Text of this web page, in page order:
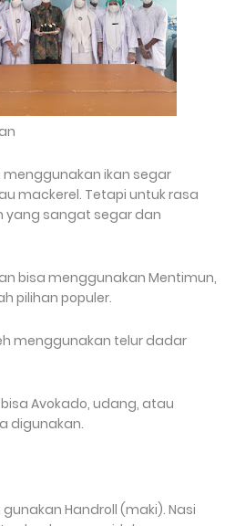
ikan segar
mackerel. Tetapi untuk rasa
yang sangat segar dan
bisa menggunakan Mentimun,
pilihan populer.
menggunakan telur dadar
Avokado, udang, atau
digunakan.
Handroll (maki). Nasi